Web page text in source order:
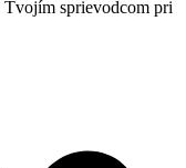
Tvojím sprievodcom pri